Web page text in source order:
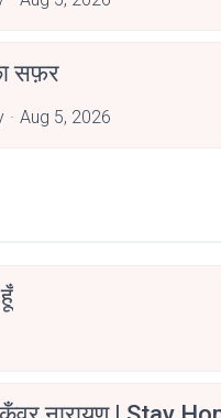
सफ़र
Aug 5, 2026